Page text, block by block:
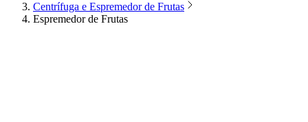
Centrífuga e Espremedor de Frutas
Espremedor de Frutas